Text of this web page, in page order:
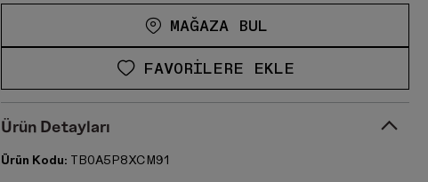
MAĞAZA BUL
FAVORILERE EKLE
Ürün Detayları
Ürün Kodu: TB0A5P8XCM91